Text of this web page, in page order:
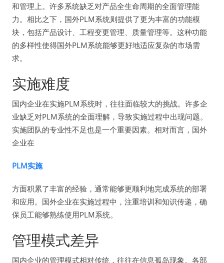
和管理上。许多系统缺乏对产品全生命周期的全面管理能
力。相比之下，国外PLM系统则提供了更为丰富的功能模
块，包括产品设计、工程变更管理、质量管理等。这种功能
的多样性使得国外PLM系统能够更好地适应复杂的市场需
求。
实施难度
国内企业在实施PLM系统时，往往面临较大的挑战。许多企
业缺乏对PLM系统的全面理解，导致实施过程中出现问题。
实施团队的专业性不足也是一个重要因素。相对而言，国外
企业在
PLM实施
方面积累了丰富的经验，通常能够更顺利地完成系统的部署
和应用。国外企业在实施过程中，注重培训和知识传递，确
保员工能够熟练使用PLM系统。
管理模式差异
国内企业的管理模式相对传统，往往在信息孤岛现象。各部